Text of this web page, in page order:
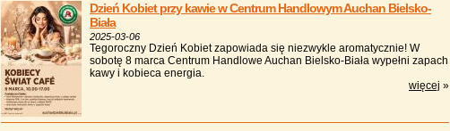
Dzień Kobiet przy kawie w Centrum Handlowym Auchan Bielsko-
Biała
2025-03-06
Tegoroczny Dzień Kobiet zapowiada się niezwykle aromatycznie! W
sobotę 8 marca Centrum Handlowe Auchan Bielsko-Biała wypełni zapach
kawy i kobieca energia.
więcej »